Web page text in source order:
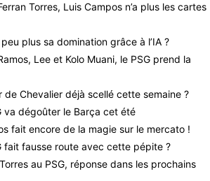
Torres, Luis Campos n’a plus les cartes
plus sa domination grâce à l’IA ?
Lee et Kolo Muani, le PSG prend la
de Chevalier déjà scellé cette semaine ?
va dégoûter le Barça cet été
fait encore de la magie sur le mercato !
fait fausse route avec cette pépite ?
au PSG, réponse dans les prochains